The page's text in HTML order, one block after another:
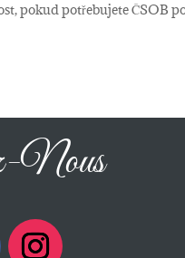
pokud potřebujete ČSOB
Nous